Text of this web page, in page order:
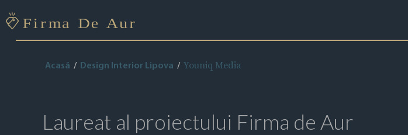
Acasă Design Interior Lipova Youniq Media
Laureat al proiectului Firma de Aur